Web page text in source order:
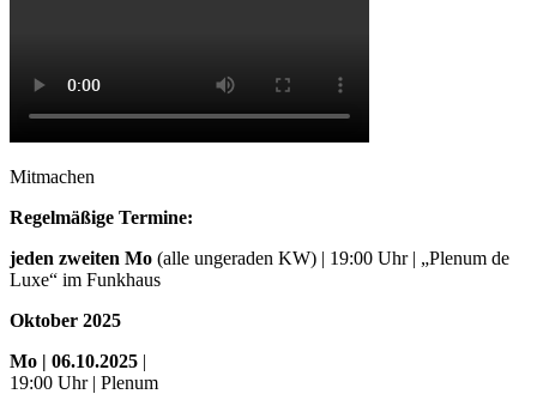
Mitmachen
Regelmäßige Termine:
jeden zweiten Mo (alle ungeraden KW) | 19:00 Uhr | „Plenum de
Luxe“ im Funkhaus
Oktober 2025
Mo | 06.10.2025 |
19:00 Uhr | Plenum